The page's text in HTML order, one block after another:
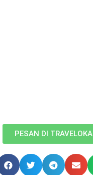
PESAN DI TRAVELOKA